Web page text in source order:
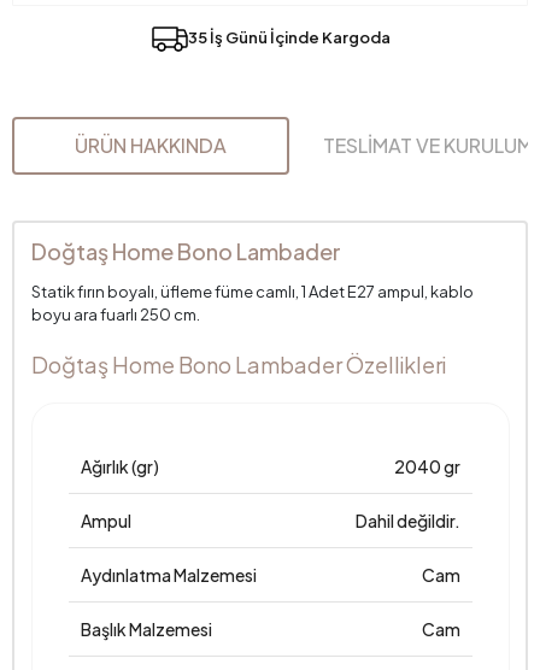
35 İş Günü İçinde Kargoda
ÜRÜN HAKKINDA TESLİMAT VE KURULUM
Doğtaş Home Bono Lambader
Statik fırın boyalı, üfleme füme camlı, 1 Adet E27 ampul, kablo
boyu ara fuarlı 250 cm.
Doğtaş Home Bono Lambader Özellikleri
Ağırlık (gr) 2040 gr
Ampul Dahil değildir.
Aydınlatma Malzemesi Cam
Başlık Malzemesi Cam